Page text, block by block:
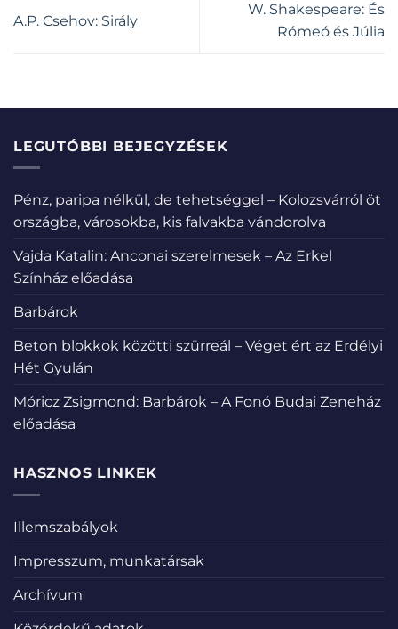
A.P. Csehov: Sirály
W. Shakespeare: És
Rómeó és Júlia
LEGUTÓBBI BEJEGYZÉSEK
Pénz, paripa nélkül, de tehetséggel – Kolozsvárról öt
országba, városokba, kis falvakba vándorolva
Vajda Katalin: Anconai szerelmesek – Az Erkel
Színház előadása
Barbárok
Beton blokkok közötti szürreál – Véget ért az Erdélyi
Hét Gyulán
Móricz Zsigmond: Barbárok – A Fonó Budai Zeneház
előadása
HASZNOS LINKEK
Illemszabályok
Impresszum, munkatársak
Archívum